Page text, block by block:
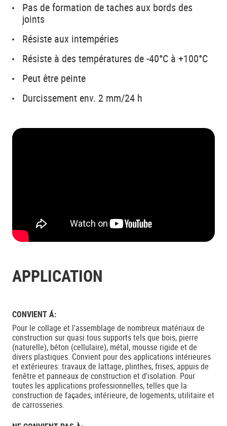
Pas de formation de taches aux bords des
joints
Résiste aux intempéries
Résiste à des températures de -40°C à +100°C
Peut être peinte
Durcissement env. 2 mm/24 h
APPLICATION
CONVIENT Á:
Pour le collage et l'assemblage de nombreux matériaux de
construction sur quasi tous supports tels que bois, pierre
(naturelle), béton (cellulaire), métal, mousse rigide et de
divers plastiques. Convient pour des applications intérieures
et extérieures: travaux de lattage, plinthes, frises, appuis de
fenêtre et panneaux de construction et d'isolation. Pour
toutes les applications professionnelles, telles que la
construction de façades, intérieure, de logements, utilitaire et
de carrosseries.